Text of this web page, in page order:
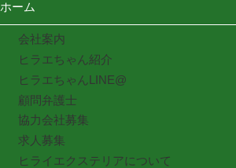
ホーム
会社案内
ヒラエちゃん紹介
ヒラエちゃんLINE@
顧問弁護士
協力会社募集
求人募集
ヒライエクステリアについて